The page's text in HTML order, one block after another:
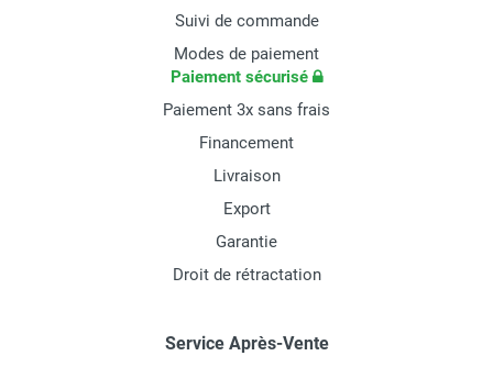
Suivi de commande
Modes de paiement
Paiement sécurisé
Paiement 3x sans frais
Financement
Livraison
Export
Garantie
Droit de rétractation
Service Après-Vente